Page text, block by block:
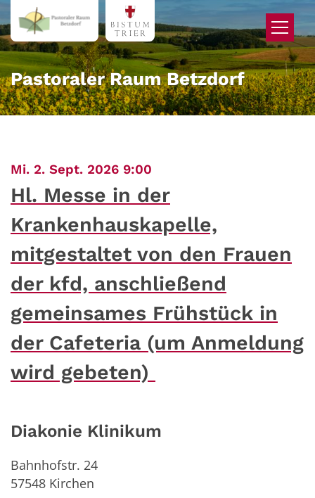
Zum Inhalt springen
Pastoraler Raum Betzdorf
Mi. 2. Sept. 2026 9:00
Hl. Messe in der
Krankenhauskapelle,
mitgestaltet von den Frauen
der kfd, anschließend
gemeinsames Frühstück in
der Cafeteria (um Anmeldung
wird gebeten)
Diakonie Klinikum
Bahnhofstr. 24
57548 Kirchen